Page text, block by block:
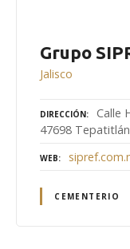
Grupo
Jalisco
DIRECCIÓN
Calle
47698
WEB
CEMENTERIO